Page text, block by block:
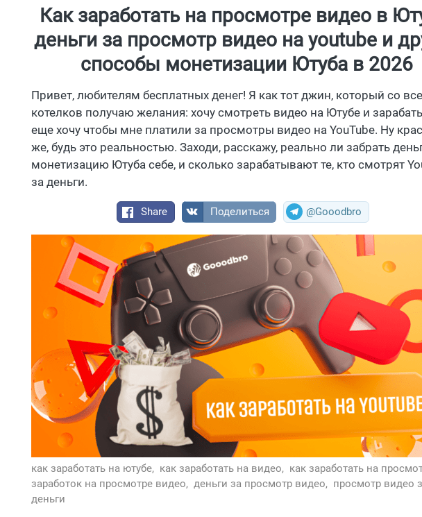
Как заработать на просмотре видео в
деньги за просмотр видео на youtube и
способы монетизации Ютуба в 2026
Привет, любителям бесплатных денег! Я как тот джин, который со
котелков получаю желания: хочу смотреть видео на Ютубе и
еще хочу чтобы мне платили за просмотры видео на YouTube. Ну
же, будь это реальностью. Заходи, расскажу, реально ли забрать
монетизацию Ютуба себе, и сколько зарабатывают те, кто смотрят
за деньги.
Share Поделиться @Gooodbro
как заработать на ютубе, как заработать на видео, как заработать на
заработок на просмотре видео, деньги за просмотр видео, просмотр видео
деньги